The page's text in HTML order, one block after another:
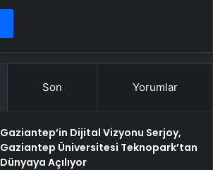
Son Yorumlar
Gaziantep’in Dijital Vizyonu Serjoy,
Gaziantep Üniversitesi Teknopark’tan
Dünyaya Açılıyor